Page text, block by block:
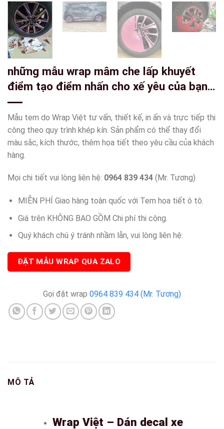
những mẫu wrap mâm che lấp khuyết
điểm tạo điểm nhấn cho xế yêu của bạn-
wv36
Mẫu tem do Wrap Việt tư vấn, thiết kế, in ấn và trực tiếp thi
công theo quy trình khép kín. Sản phẩm có thể thay đổi
màu sắc, kích thước, thêm họa tiết theo yêu cầu của khách
hàng.
Mọi chi tiết vui lòng liên hệ: 0964 839 434 (Mr. Tương)
MIỄN PHÍ Giao hàng toàn quốc với Tem họa tiết ô tô.
Giá trên KHÔNG BAO GỒM Chi phí thi công.
Quý khách chú ý tránh nhầm lẫn, vui lòng liên hệ:
ĐẶT MẪU WRAP QUA ZALO
Gọi đặt wrap 0964 839 434 (Mr. Tương)
MÔ TẢ
Wrap Việt – Dán decal xe